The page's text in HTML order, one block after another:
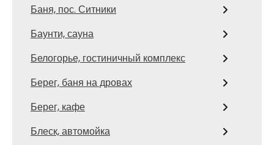
Баня, пос. Ситники
Баунти, сауна
Белогорье, гостиничный комплекс
Берег, баня на дровах
Берег, кафе
Блеск, автомойка